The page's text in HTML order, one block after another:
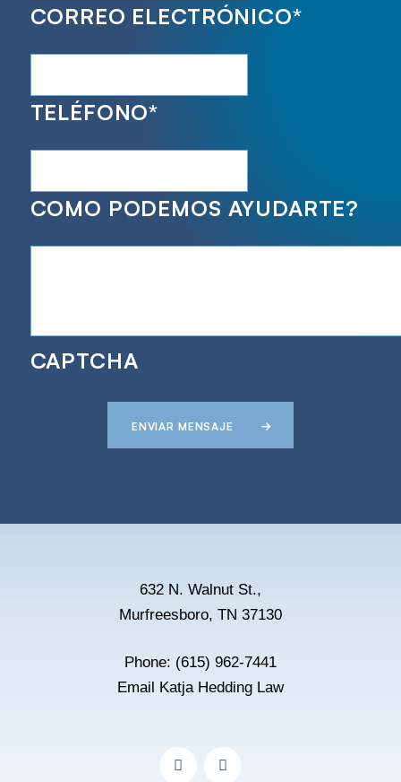
CORREO ELECTRÓNICO*
TELÉFONO*
COMO PODEMOS AYUDARTE?
CAPTCHA
ENVIAR MENSAJE
632 N. Walnut St.,
Murfreesboro, TN 37130
Phone: (615) 962-7441
Email Katja Hedding Law